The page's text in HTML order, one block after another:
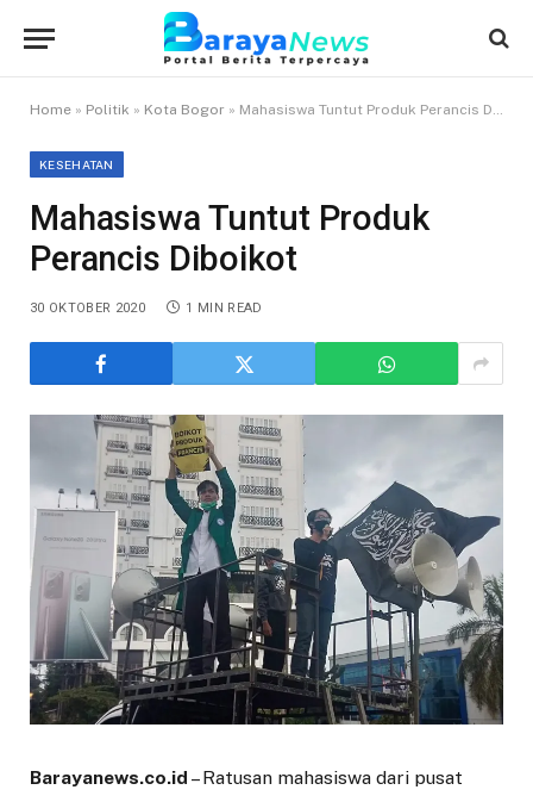
Home » Politik » Kota Bogor » Mahasiswa Tuntut Produk Perancis Diboikot
KESEHATAN
Mahasiswa Tuntut Produk
Perancis Diboikot
30 OKTOBER 2020 1 MIN READ
Barayanews.co.id – Ratusan mahasiswa dari pusat